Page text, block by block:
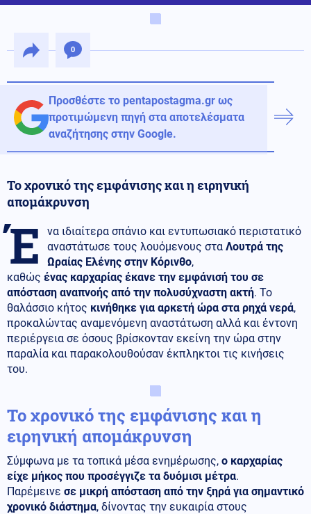
0
Προσθέστε το pentapostagma.gr ως
προτιμώμενη πηγή στα αποτελέσματα
αναζήτησης στην Google.
Το χρονικό της εμφάνισης και η ειρηνική
απομάκρυνση
Έ
να ιδιαίτερα σπάνιο και εντυπωσιακό περιστατικό
αναστάτωσε τους λουόμενους στα Λουτρά της
Ωραίας Ελένης στην Κόρινθο,
καθώς ένας καρχαρίας έκανε την εμφάνισή του σε
απόσταση αναπνοής από την πολυσύχναστη ακτή. Το
θαλάσσιο κήτος κινήθηκε για αρκετή ώρα στα ρηχά νερά,
προκαλώντας αναμενόμενη αναστάτωση αλλά και έντονη
περιέργεια σε όσους βρίσκονταν εκείνη την ώρα στην
παραλία και παρακολουθούσαν έκπληκτοι τις κινήσεις
του.
Το χρονικό της εμφάνισης και η
ειρηνική απομάκρυνση
Σύμφωνα με τα τοπικά μέσα ενημέρωσης, ο καρχαρίας
είχε μήκος που προσέγγιζε τα δυόμισι μέτρα.
Παρέμεινε σε μικρή απόσταση από την ξηρά για σημαντικό
χρονικό διάστημα, δίνοντας την ευκαιρία στους